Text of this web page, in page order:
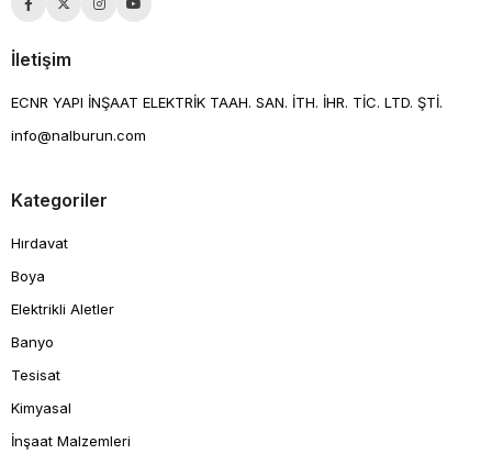
İletişim
ECNR YAPI İNŞAAT ELEKTRİK TAAH. SAN. İTH. İHR. TİC. LTD. ŞTİ.
info@nalburun.com
Kategoriler
Hırdavat
Boya
Elektrikli Aletler
Banyo
Tesisat
Kimyasal
İnşaat Malzemleri